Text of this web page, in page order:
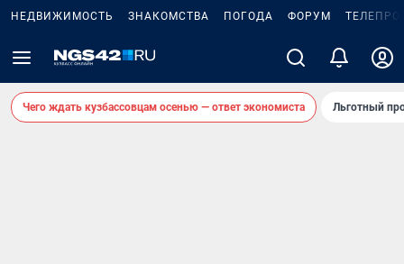
НЕДВИЖИМОСТЬ ЗНАКОМСТВА ПОГОДА ФОРУМ
Чего ждать кузбассовцам осенью — ответ экономиста Льготный